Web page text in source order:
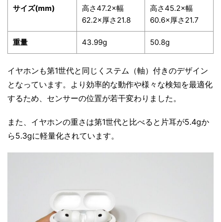
サイズ(mm)
高さ47.2×幅
62.2×厚さ21.8
高さ45.2×幅
60.6×厚さ21.7
重量 43.99g 50.8g
イヤホンも第1世代と同じくステム（軸）付きのデザイン
となっています。より効率的な動作や様々な検知を最適化
するため、センサーの位置が若干変わりました。
また、イヤホンの重さは第1世代と比べると片耳が5.4gか
ら5.3gに軽量化されています。